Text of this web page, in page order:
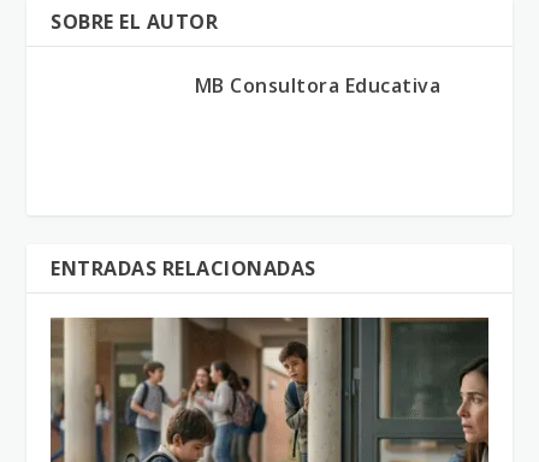
SOBRE EL AUTOR
MB Consultora Educativa
ENTRADAS RELACIONADAS